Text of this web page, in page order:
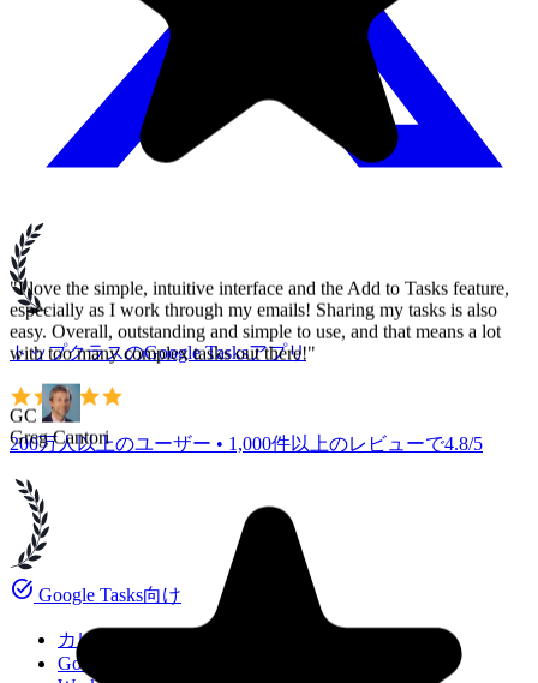
トップクラスのGoogle Tasksアプリ
200万人以上のユーザー • 1,000件以上のレビューで4.8/5
task_alt Google Tasks向け
カレンダー内のGoogle Tasks
Google Tasks vs Keep